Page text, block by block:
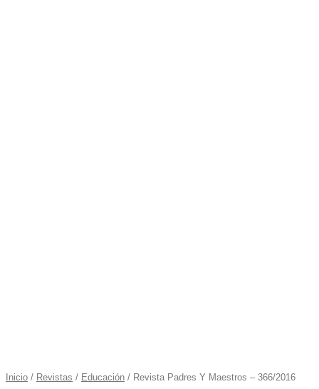
Inicio / Revistas / Educación / Revista Padres Y Maestros – 366/2016